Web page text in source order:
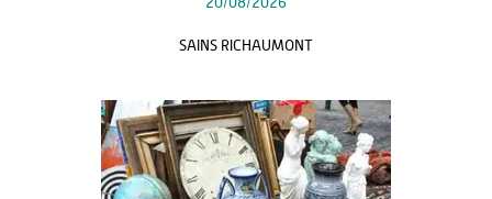
20/08/2026
SAINS RICHAUMONT